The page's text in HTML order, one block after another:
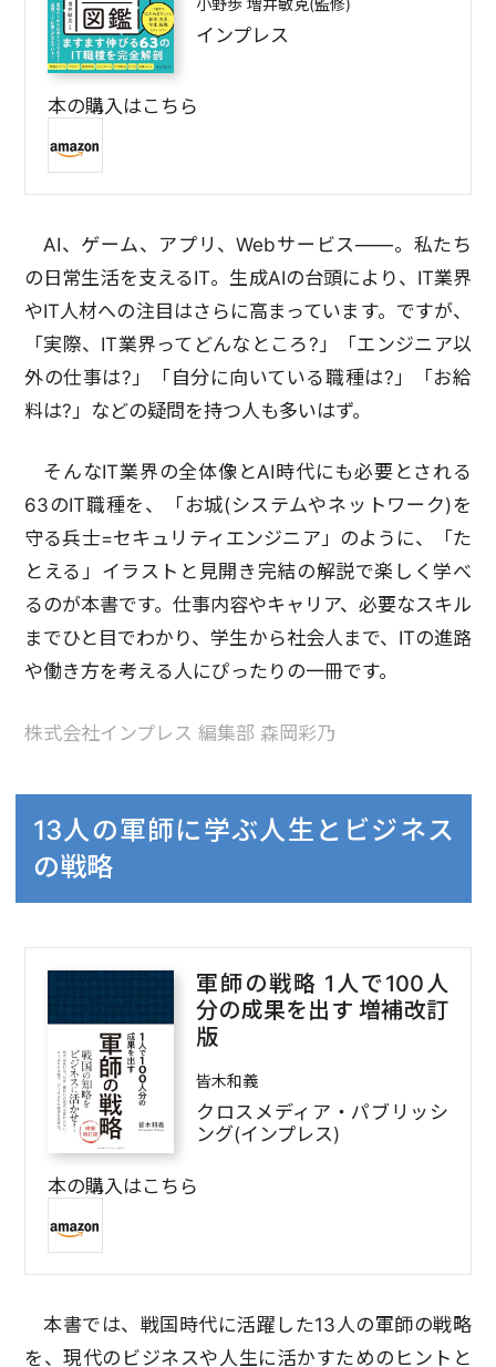
インプレス
本の購入はこちら
AI、ゲーム、アプリ、Webサービス――。私たち
の日常生活を支えるIT。生成AIの台頭により、IT業界
やIT人材への注目はさらに高まっています。ですが、
「実際、IT業界ってどんなところ?」「エンジニア以
外の仕事は?」「自分に向いている職種は?」「お給
料は?」などの疑問を持つ人も多いはず。
そんなIT業界の全体像とAI時代にも必要とされる
63のIT職種を、「お城(システムやネットワーク)を
守る兵士=セキュリティエンジニア」のように、「た
とえる」イラストと見開き完結の解説で楽しく学べ
るのが本書です。仕事内容やキャリア、必要なスキル
までひと目でわかり、学生から社会人まで、ITの進路
や働き方を考える人にぴったりの一冊です。
株式会社インプレス 編集部 森岡彩乃
13人の軍師に学ぶ人生とビジネス
の戦略
軍師の戦略 1人で100人
分の成果を出す 増補改訂
版
皆木和義
クロスメディア・パブリッシ
ング(インプレス)
本の購入はこちら
本書では、戦国時代に活躍した13人の軍師の戦略
を、現代のビジネスや人生に活かすためのヒントと